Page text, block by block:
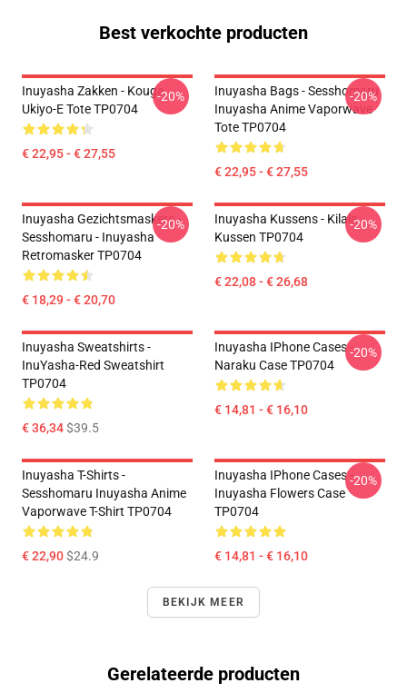
Best verkochte producten
Inuyasha Zakken - Kouga
Ukiyo-E Tote TP0704
€ 22,95 - € 27,55
-20%
Inuyasha Bags - Sesshomaru
Inuyasha Anime Vaporwave
Tote TP0704
€ 22,95 - € 27,55
-20%
Inuyasha Gezichtsmaskers -
Sesshomaru - Inuyasha
Retromasker TP0704
€ 18,29 - € 20,70
-20%
Inuyasha Kussens - Kilala
Kussen TP0704
€ 22,08 - € 26,68
-20%
Inuyasha Sweatshirts -
InuYasha-Red Sweatshirt
TP0704
€ 36,34$39.5
Inuyasha IPhone Cases -
Naraku Case TP0704
€ 14,81 - € 16,10
-20%
Inuyasha T-Shirts -
Sesshomaru Inuyasha Anime
Vaporwave T-Shirt TP0704
€ 22,90$24.9
Inuyasha IPhone Cases -
Inuyasha Flowers Case
TP0704
€ 14,81 - € 16,10
-20%
BEKIJK MEER
Gerelateerde producten